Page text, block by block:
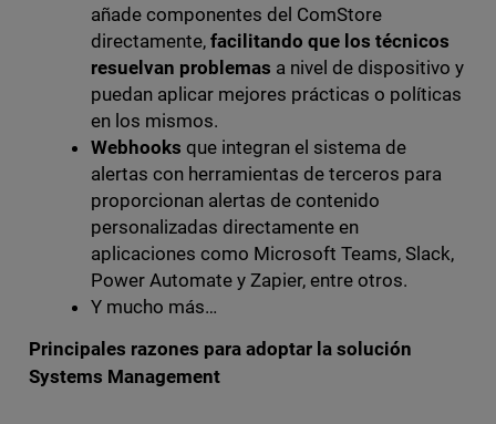
añade componentes del ComStore
directamente,facilitando que los técnicos
resuelvan problemas a nivel de dispositivo y
puedan aplicar mejores prácticas o políticas
en los mismos.
Webhooks que integran el sistema de
alertas con herramientas de terceros para
proporcionan alertas de contenido
personalizadas directamente en
aplicaciones como Microsoft Teams, Slack,
Power Automate y Zapier, entre otros.
Y mucho más…
Principales razones para adoptar la solución
Systems Management